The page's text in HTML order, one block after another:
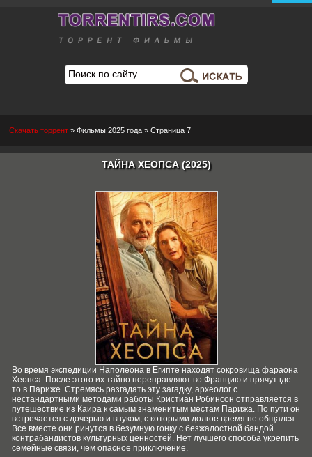
Скачать торрент » Фильмы 2025 года » Страница 7
ТАЙНА ХЕОПСА (2025)
Во время экспедиции Наполеона в Египте находят сокровища фараона
Хеопса. После этого их тайно переправляют во Францию и прячут где-
то в Париже. Стремясь разгадать эту загадку, археолог с
нестандартными методами работы Кристиан Робинсон отправляется в
путешествие из Каира к самым знаменитым местам Парижа. По пути он
встречается с дочерью и внуком, с которыми долгое время не общался.
Все вместе они ринутся в безумную гонку с безжалостной бандой
контрабандистов культурных ценностей. Нет лучшего способа укрепить
семейные связи, чем опасное приключение.